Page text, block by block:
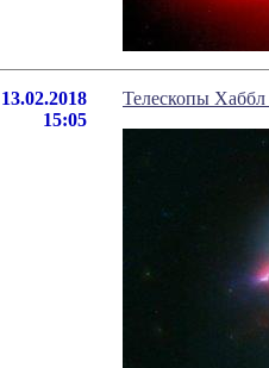
13.02.2018
15:05
Телескопы